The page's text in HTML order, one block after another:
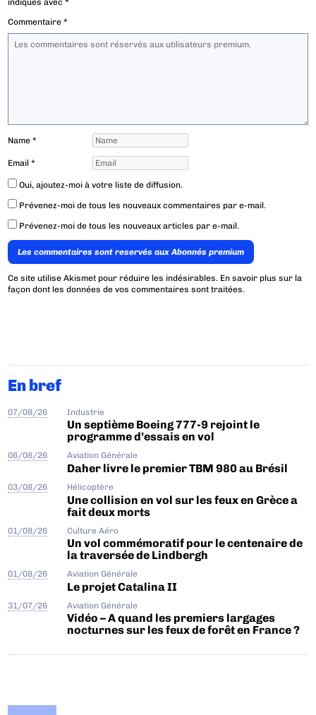
indiqués avec*
Commentaire*
Name*
Email*
Oui, ajoutez-moi à votre liste de diffusion.
Prévenez-moi de tous les nouveaux commentaires par e-mail.
Prévenez-moi de tous les nouveaux articles par e-mail.
Les commentaires sont reservés aux Abonnés premium
Ce site utilise Akismet pour réduire les indésirables. En savoir plus sur la
façon dont les données de vos commentaires sont traitées.
En bref
07/08/26 Industrie
Un septième Boeing 777-9 rejoint le
programme d’essais en vol
06/08/26 Aviation Générale
Daher livre le premier TBM 980 au Brésil
03/08/26 Hélicoptère
Une collision en vol sur les feux en Grèce a
fait deux morts
01/08/26 Culture Aéro
Un vol commémoratif pour le centenaire de
la traversée de Lindbergh
01/08/26 Aviation Générale
Le projet Catalina II
31/07/26 Aviation Générale
Vidéo – A quand les premiers largages
nocturnes sur les feux de forêt en France ?